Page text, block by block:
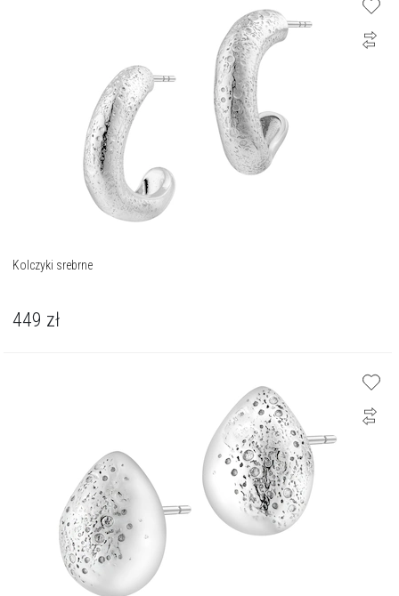
Kolczyki srebrne
449 zł